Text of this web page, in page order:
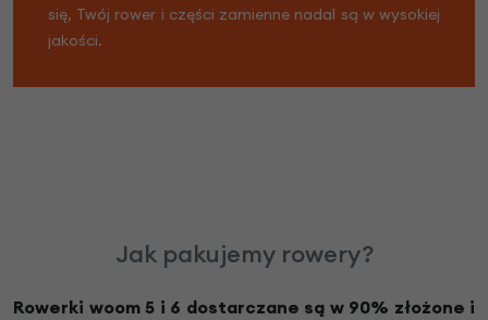
się, Twój rower i części zamienne nadal są w wysokiej
jakości.
Jak pakujemy rowery?
Rowerki woom 5 i 6 dostarczane są w 90% złożone i